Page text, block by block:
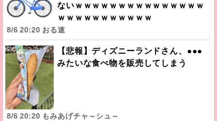
ないｗｗｗｗｗｗｗｗｗｗｗｗｗｗｗ
ｗｗｗｗｗｗｗｗｗｗｗ
8/6 20:20 おる速
【悲報】ディズニーランドさん、●●●
みたいな食べ物を販売してしまう
8/6 20:20 もみあげチャ～シュ～